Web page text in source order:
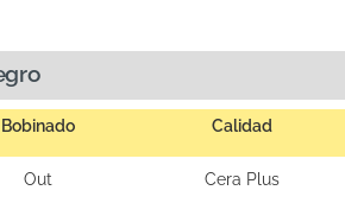
Bobinado Calidad
Out Cera Plus